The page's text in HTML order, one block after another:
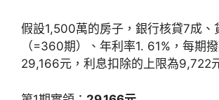
假設1,500萬的房子，銀行核貸7成
（=360期）、年利率1. 61%，每期
29,166元，利息扣除的上限為9,722